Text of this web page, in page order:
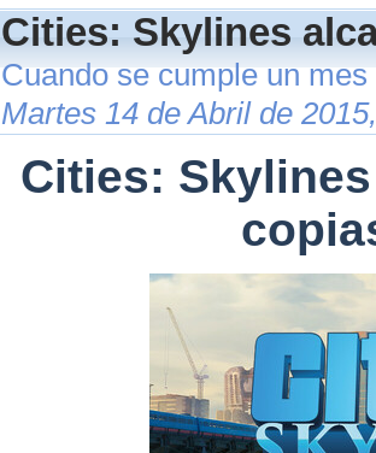
Cities: Skylines
Cuando se cumple un
Martes 14 de Abril de
Cities: